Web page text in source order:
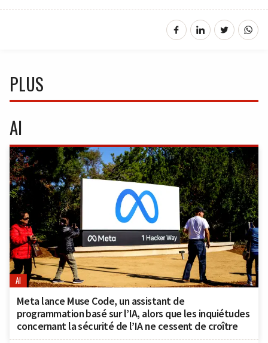
PLUS
AI
AI
Meta lance Muse Code, un assistant de
programmation basé sur l’IA, alors que les inquiétudes
concernant la sécurité de l’IA ne cessent de croître